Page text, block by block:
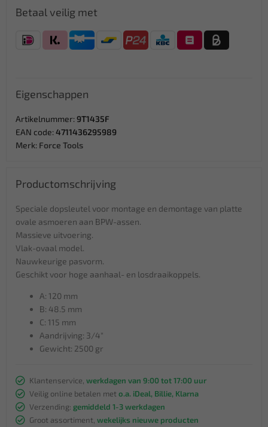
Betaal veilig met
Eigenschappen
Artikelnummer: 9T1435F
EAN code: 4711436295989
Merk: Force Tools
Productomschrijving
Speciale dopsleutel voor montage en demontage van platte
ovale asmoeren aan BPW-assen.
Massieve uitvoering.
Vlak-ovaal model.
Nauwkeurige pasvorm.
Geschikt voor hoge aanhaal- en losdraaikoppels.
A: 120 mm
B: 48.5 mm
C: 115 mm
Aandrijving: 3/4"
Gewicht: 2500 gr
Klantenservice, werkdagen van 9:00 tot 17:00 uur
Veilig online betalen met o.a. iDeal, Billie, Klarna
Verzending: gemiddeld 1-3 werkdagen
Groot assortiment, wekelijks nieuwe producten